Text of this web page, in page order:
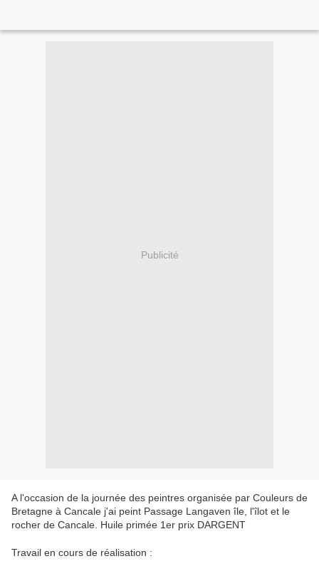
Publicité
A l'occasion de la journée des peintres organisée par Couleurs de
Bretagne à Cancale j'ai peint Passage Langaven île, l'îlot et le
rocher de Cancale. Huile primée 1er prix DARGENT
Travail en cours de réalisation :